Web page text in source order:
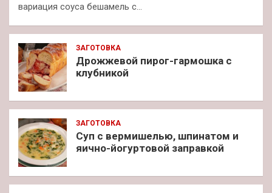
вариация соуса бешамель с…
ЗАГОТОВКА
Дрожжевой пирог-гармошка с
клубникой
ЗАГОТОВКА
Суп с вермишелью, шпинатом и
яично-йогуртовой заправкой